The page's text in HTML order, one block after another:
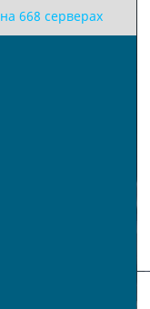
на 668 серверах